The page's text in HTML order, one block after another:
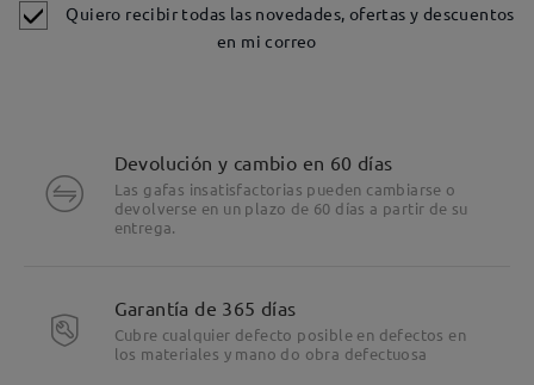
Quiero recibir todas las novedades, ofertas y descuentos
en mi correo
Devolución y cambio en 60 días
Las gafas insatisfactorias pueden cambiarse o
devolverse en un plazo de 60 días a partir de su
entrega.
Garantía de 365 días
Cubre cualquier defecto posible en defectos en
los materiales y mano do obra defectuosa